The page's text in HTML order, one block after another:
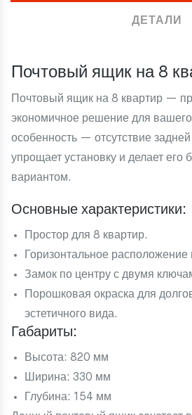
ДЕТАЛИ
Почтовый ящик на 8
Почтовый ящик на 8 квартир —
экономичное решение для
особенность — отсутствие задней
упрощает установку и делает
вариантом.
Основные характеристики:
Простор для 8 квартир.
Горизонтальное расположение
Замок по центру с двумя
Порошковая окраска для
эстетичного вида.
Габариты:
Высота: 820 мм
Ширина: 330 мм
Глубина: 154 мм